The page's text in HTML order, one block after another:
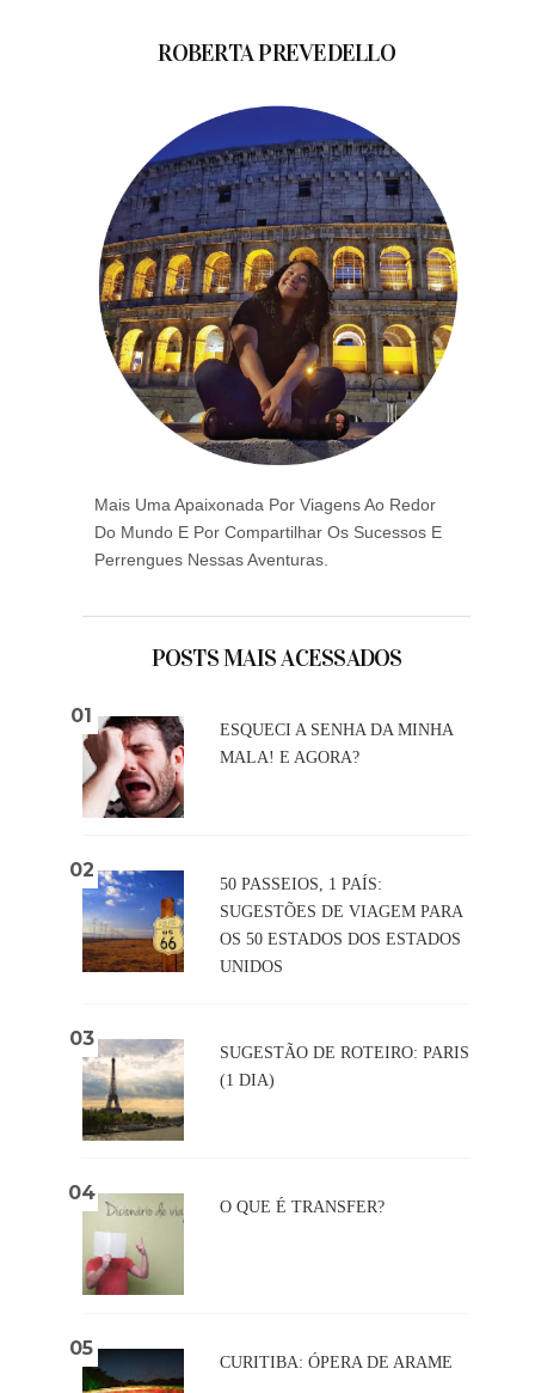
ROBERTA PREVEDELLO
Mais Uma Apaixonada Por Viagens Ao Redor
Do Mundo E Por Compartilhar Os Sucessos E
Perrengues Nessas Aventuras.
POSTS MAIS ACESSADOS
ESQUECI A SENHA DA MINHA
MALA! E AGORA?
50 PASSEIOS, 1 PAÍS:
SUGESTÕES DE VIAGEM PARA
OS 50 ESTADOS DOS ESTADOS
UNIDOS
SUGESTÃO DE ROTEIRO: PARIS
(1 DIA)
O QUE É TRANSFER?
CURITIBA: ÓPERA DE ARAME